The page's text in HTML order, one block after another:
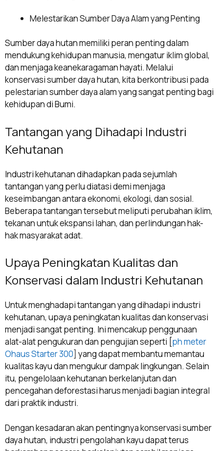
Melestarikan Sumber Daya Alam yang Penting
Sumber daya hutan memiliki peran penting dalam
mendukung kehidupan manusia, mengatur iklim global,
dan menjaga keanekaragaman hayati. Melalui
konservasi sumber daya hutan, kita berkontribusi pada
pelestarian sumber daya alam yang sangat penting bagi
kehidupan di Bumi.
Tantangan yang Dihadapi Industri
Kehutanan
Industri kehutanan dihadapkan pada sejumlah
tantangan yang perlu diatasi demi menjaga
keseimbangan antara ekonomi, ekologi, dan sosial.
Beberapa tantangan tersebut meliputi perubahan iklim,
tekanan untuk ekspansi lahan, dan perlindungan hak-
hak masyarakat adat.
Upaya Peningkatan Kualitas dan
Konservasi dalam Industri Kehutanan
Untuk menghadapi tantangan yang dihadapi industri
kehutanan, upaya peningkatan kualitas dan konservasi
menjadi sangat penting. Ini mencakup penggunaan
alat-alat pengukuran dan pengujian seperti [ph meter
Ohaus Starter 300] yang dapat membantu memantau
kualitas kayu dan mengukur dampak lingkungan. Selain
itu, pengelolaan kehutanan berkelanjutan dan
pencegahan deforestasi harus menjadi bagian integral
dari praktik industri.
Dengan kesadaran akan pentingnya konservasi sumber
daya hutan, industri pengolahan kayu dapat terus